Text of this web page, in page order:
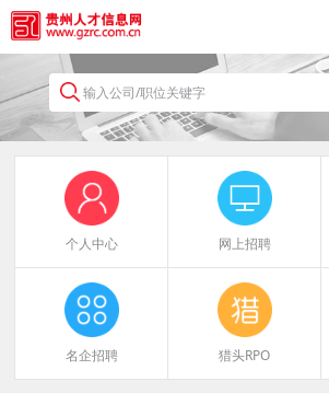
输入公司/职位关键字
个人中心 网上招聘
名企招聘 猎头RPO